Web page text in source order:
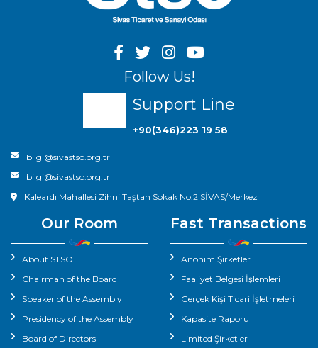
Follow Us!
Support Line
+90(346)223 19 58
bilgi@sivastso.org.tr
bilgi@sivastso.org.tr
Kaleardı Mahallesi Zihni Taştan Sokak No:2 SİVAS/Merkez
Our Room
About STSO
Chairman of the Board
Speaker of the Assembly
Presidency of the Assembly
Board of Directors
Fast Transactions
Anonim Şirketler
Faaliyet Belgesi İşlemleri
Gerçek Kişi Ticari İşletmeleri
Kapasite Raporu
Limited Şirketler